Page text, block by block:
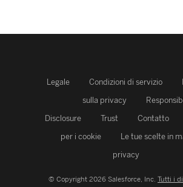
Legale Condizioni di servizio
sulla privacy
Disclosure
Trust Contatto
per i cookie
Le tue scelte in
privacy
© Copyright 2026 Salesforce, Inc. Tutti i